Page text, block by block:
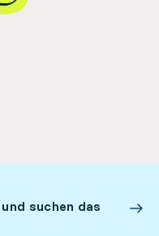
suchen das